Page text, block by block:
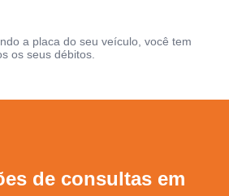
a placa do seu veículo, você tem
os seus débitos.
de consultas em